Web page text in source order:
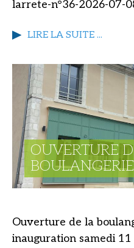
larrete-n°36-2026-07-
LIRE LA SUITE ...
OUVERTURE
BOULANGERIE
Ouverture de la
inauguration samedi